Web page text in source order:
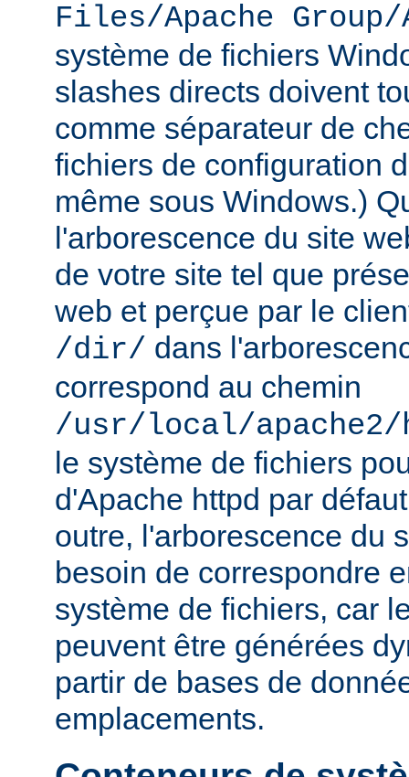
Files/Apache Group/
système de fichiers
slashes directs doivent
comme séparateur de
fichiers de configuration
même sous Windows.)
l'arborescence du site
de votre site tel que
web et perçue par le
/dir/ dans
correspond au chemin
/usr/local/
le système de fichiers
d'Apache httpd par
outre, l'arborescence du
besoin de correspondre
système de fichiers, car
peuvent être générées
partir de bases de
emplacements.